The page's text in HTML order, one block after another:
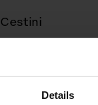
Details
Cestini
Posaceneri